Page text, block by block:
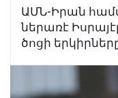
ԱՄՆ-Իրան
ներառէ
ծոցի